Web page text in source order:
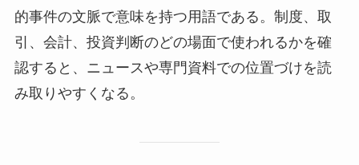
的事件の文脈で意味を持つ用語である。制度、取
引、会計、投資判断のどの場面で使われるかを確
認すると、ニュースや専門資料での位置づけを読
み取りやすくなる。